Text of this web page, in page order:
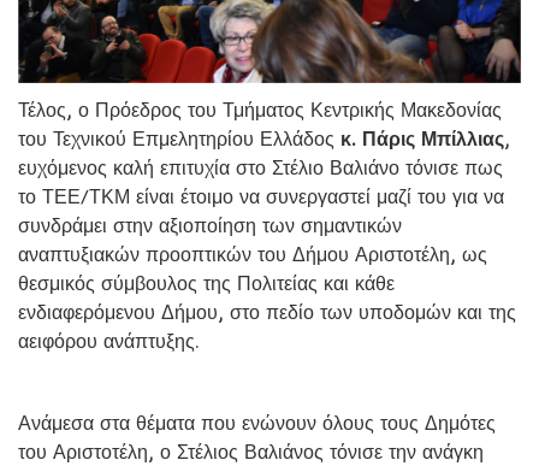
Τέλος, ο Πρόεδρος του Τμήματος Κεντρικής Μακεδονίας
του Τεχνικού Επμελητηρίου Ελλάδος κ. Πάρις Μπίλλιας,
ευχόμενος καλή επιτυχία στο Στέλιο Βαλιάνο τόνισε πως
το ΤΕΕ/ΤΚΜ είναι έτοιμο να συνεργαστεί μαζί του για να
συνδράμει στην αξιοποίηση των σημαντικών
αναπτυξιακών προοπτικών του Δήμου Αριστοτέλη, ως
θεσμικός σύμβουλος της Πολιτείας και κάθε
ενδιαφερόμενου Δήμου, στο πεδίο των υποδομών και της
αειφόρου ανάπτυξης.
Ανάμεσα στα θέματα που ενώνουν όλους τους Δημότες
του Αριστοτέλη, ο Στέλιος Βαλιάνος τόνισε την ανάγκη